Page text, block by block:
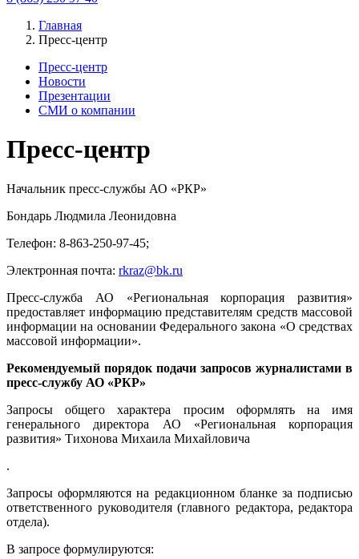
Главная
Пресс-центр
Пресс-центр
Новости
Презентации
СМИ о компании
Пресс-центр
Начальник пресс-службы АО «РКР»
Бондарь Людмила Леонидовна
Телефон: 8-863-250-97-45;
Электронная почта: rkraz@bk.ru
Пресс-служба АО «Региональная корпорация развития»
предоставляет информацию представителям средств массовой
информации на основании Федерального закона «О средствах
массовой информации».
Рекомендуемый порядок подачи запросов журналистами в
пресс-службу АО «РКР»
Запросы общего характера просим оформлять на имя
генерального директора АО «Региональная корпорация
развития» Тихонова Михаила Михайловича
.
Запросы оформляются на редакционном бланке за подписью
ответственного руководителя (главного редактора, редактора
отдела).
В запросе формулируются: